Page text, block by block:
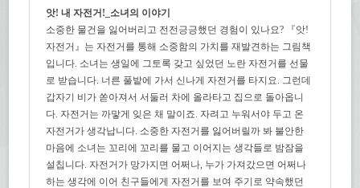
앗! 내 자전거!_소녀의 이야기
소중한 물건을 잃어버리고 전전긍긍했던 경험이 있나요? 『앗!
자전거』는 자전거를 통해 소중함의 가치를 재발견하는 그림책
입니다. 소녀는 생일에 그토록 갖고 싶었던 노란 자전거를 선물
로 받습니다. 너른 풀밭에 가서 신나게 자전거를 타지요. 그런데
갑자기 비가 쏟아져서 서둘러 차에 올라타고 집으로 돌아옵니
다. 자전거는 까맣게 잊은 채 말이죠. 자려고 누워서야 두고 온
자전거가 생각납니다. 소중한 자전거를 잃어버릴까 봐 불안한
마음에 소녀는 꼬리에 꼬리를 물고 이어지는 생각들로 밤잠을
설칩니다. 자전거가 망가지면 어쩌나, 누가 가져갔으면 어쩌나
하는 생각에 이어 친구들에게 자전거를 보여 주기로 약속했던